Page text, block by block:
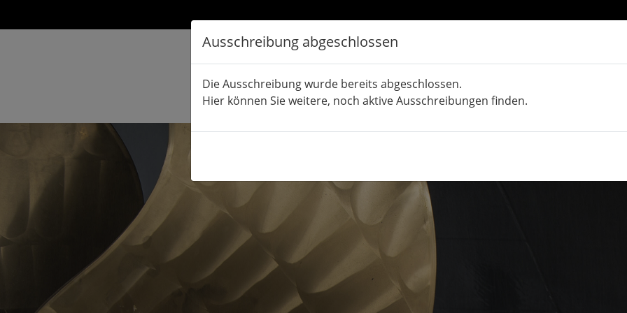
Ausschreibung abgeschlossen
Die Ausschreibung wurde bereits abgeschlossen.
Hier können Sie weitere, noch aktive Ausschreibungen finden.